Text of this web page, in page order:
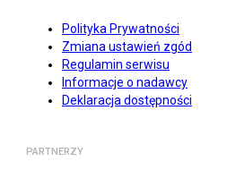
Polityka Prywatności
Zmiana ustawień zgód
Regulamin serwisu
Informacje o nadawcy
Deklaracja dostępności
PARTNERZY